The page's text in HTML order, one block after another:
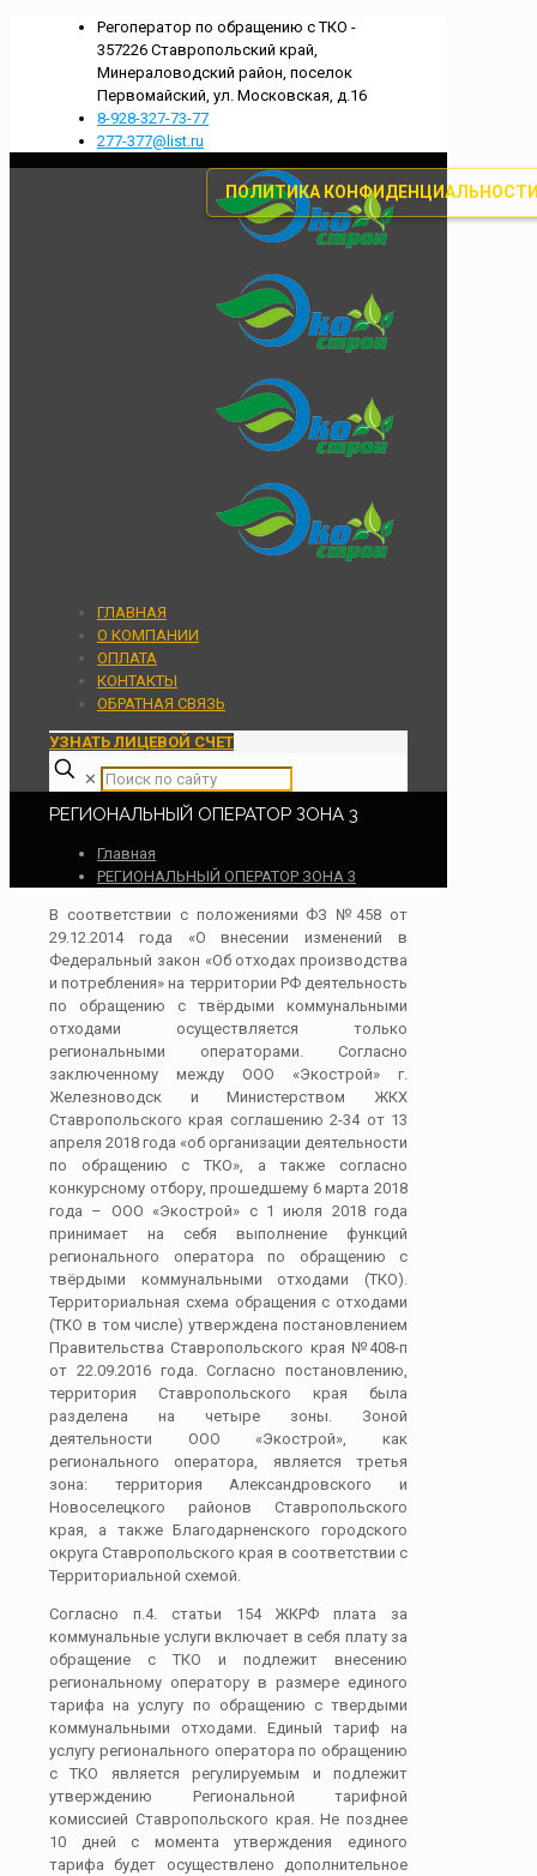
Регоператор по обращению с ТКО -
357226 Ставропольский край,
Минераловодский район, поселок
Первомайский, ул. Московская, д.16
8-928-327-73-77
277-377@list.ru
ГЛАВНАЯ
О КОМПАНИИ
ОПЛАТА
КОНТАКТЫ
ОБРАТНАЯ СВЯЗЬ
УЗНАТЬ ЛИЦЕВОЙ СЧЕТ
✕
РЕГИОНАЛЬНЫЙ ОПЕРАТОР ЗОНА 3
Главная
РЕГИОНАЛЬНЫЙ ОПЕРАТОР ЗОНА 3
В соответствии с положениями ФЗ №458 от
29.12.2014 года «О внесении изменений в
Федеральный закон «Об отходах производства
и потребления» на территории РФ деятельность
по обращению с твёрдыми коммунальными
отходами осуществляется только
региональными операторами. Согласно
заключенному между OOO «Экострой» г.
Железноводск и Министерством ЖКХ
Ставропольского края соглашению 2-34 от 13
апреля 2018 года «об организации деятельности
по обращению с ТКО», а также согласно
конкурсному отбору, прошедшему 6 марта 2018
года – ООО «Экострой» с 1 июля 2018 года
принимает на себя выполнение функций
регионального оператора по обращению с
твёрдыми коммунальными отходами (ТКО).
Территориальная схема обращения с отходами
(ТКО в том числе) утверждена постановлением
Правительства Ставропольского края №408-п
от 22.09.2016 года. Согласно постановлению,
территория Ставропольского края была
разделена на четыре зоны. Зоной
деятельности ООО «Экострой», как
регионального оператора, является третья
зона: территория Александровского и
Новоселецкого районов Ставропольского
края, а также Благодарненского городского
округа Ставропольского края в соответствии с
Территориальной схемой.
Согласно п.4. статьи 154 ЖКРФ плата за
коммунальные услуги включает в себя плату за
обращение с ТКО и подлежит внесению
региональному оператору в размере единого
тарифа на услугу по обращению с твердыми
коммунальными отходами. Единый тариф на
услугу регионального оператора по обращению
с ТКО является регулируемым и подлежит
утверждению Региональной тарифной
комиссией Ставропольского края. Не позднее
10 дней с момента утверждения единого
тарифа будет осуществлено дополнительное
ПОЛИТИКА